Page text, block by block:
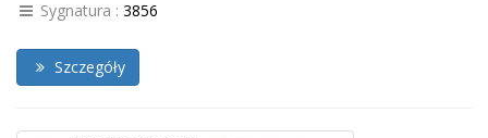
Sygnatura : 3856
Szczegóły